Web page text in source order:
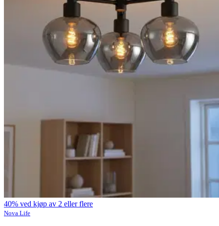
40% ved kjøp av 2 eller flere
Nova Life